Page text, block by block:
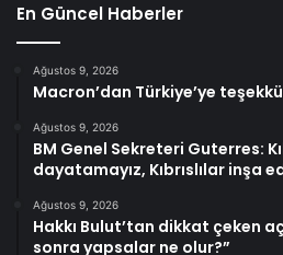
En Güncel Haberler
Ağustos 9, 2026
Macron’dan Türkiye’ye
Ağustos 9, 2026
BM Genel Sekreteri Guterres:
dayatamayız, Kıbrıslılar inşa
Ağustos 9, 2026
Hakkı Bulut’tan dikkat çeken
sonra yapsalar ne olur?”